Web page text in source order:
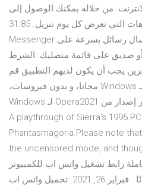
من خلاله يمكنك الوصول إلى
الفيديوهات التي تعرض كل يوم تنزيل. 31.85MB. مجانًا. WhatsApp
Messenger هي الطريقة المناسبة أكثر لإرسال رسائل بسرعة على
صديق على قائمة متصليك. الشرط
يجب أن يكون لديهم التطبيق ‫قم
بنتزيل Opera74.0.3911.160 لـ Windows مجانا، و بدون فيروسات،
من Uptodown. قم بتجريب آخر إصدار من Opera2021 لـ Windows
A playthrough of Sierra's 1995
Phantasmagoria.Please note
the uncensored mode, and
رابط تشغيل واتس اب للكمبيوتر
WhatsApp For pc اونلاين مجانًا . فبراير 26, 2021. تحميل واتس اب